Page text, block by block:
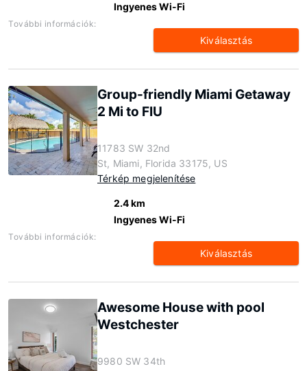
Ingyenes Wi-Fi
További információk:
Kiválasztás
Group-friendly Miami Getaway
2 Mi to FIU
11783 SW 32nd
St, Miami, Florida 33175, US
Térkép megjelenítése
2.4 km
Ingyenes Wi-Fi
További információk:
Kiválasztás
Awesome House with pool
Westchester
9980 SW 34th